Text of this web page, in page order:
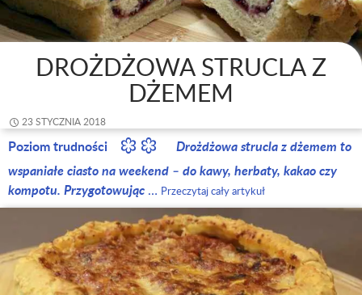
DROŻDŻOWA STRUCLA Z
DŻEMEM
23 STYCZNIA 2018
Poziom trudności
Drożdżowa strucla z dżemem to
wspaniałe ciasto na weekend – do kawy, herbaty, kakao czy
kompotu. Przygotowując … Przeczytaj cały artykuł